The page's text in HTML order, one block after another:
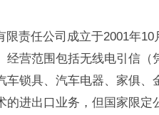
限责任公司成立于2001年
经营范围包括无线电引信
车锁具、汽车电器、家俱
的进出口业务，但国家限